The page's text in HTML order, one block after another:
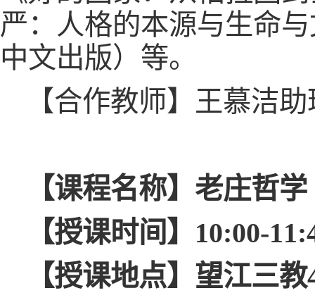
严：人格的本源与生命
中文出版）等。
【合作教师】王慕洁
【课程名称】老庄哲学
【授课时间】10:00-
【授课地点】望江三教